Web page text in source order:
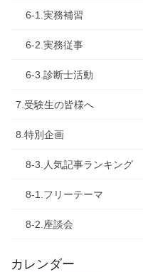
6-1.実務補習
6-2.実務従事
6-3.診断士活動
7.受験生の皆様へ
8.特別企画
8-3.人気記事ランキング
8-1.フリーテーマ
8-2.座談会
カレンダー